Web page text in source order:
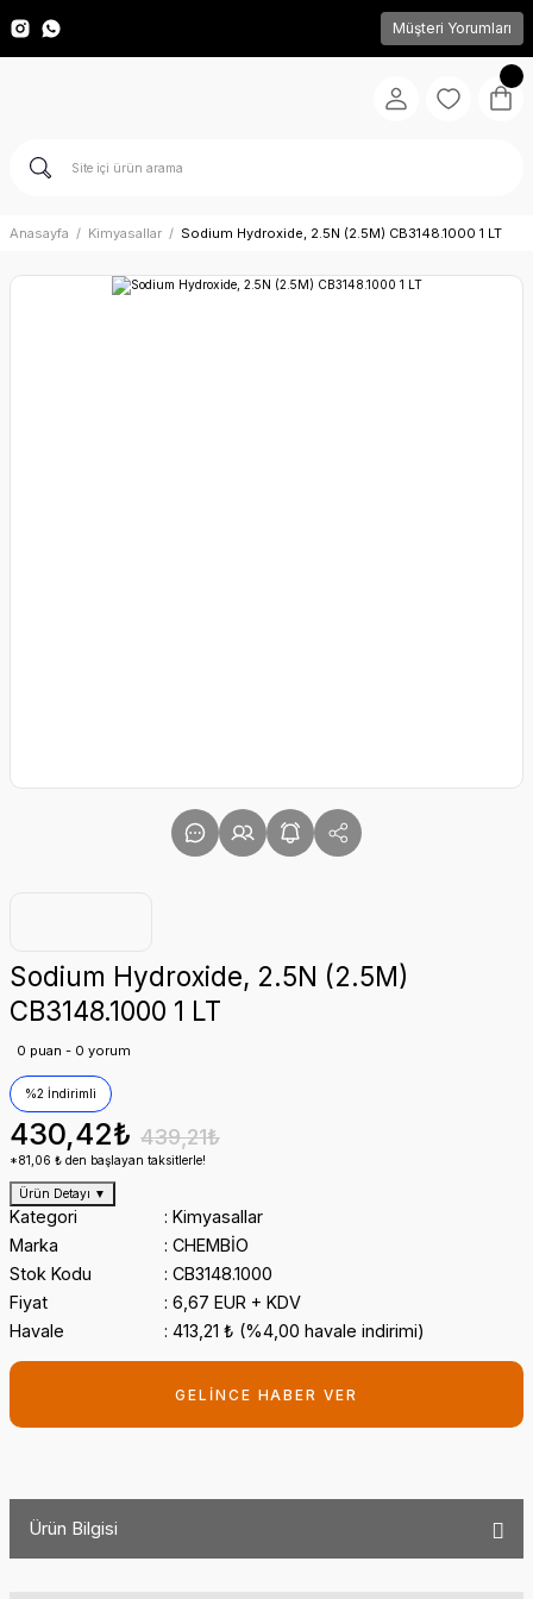
Müşteri Yorumları
Anasayfa Kimyasallar Sodium Hydroxide, 2.5N (2.5M) CB3148.1000 1 LT
Sodium Hydroxide, 2.5N (2.5M)
CB3148.1000 1 LT
0 puan - 0 yorum
%2 İndirimli
430,42₺ 439,21₺
*81,06 ₺ den başlayan taksitlerle!
Ürün Detayı ▼
Kategori
Kimyasallar
Marka
CHEMBİO
Stok Kodu
CB3148.1000
Fiyat
6,67 EUR + KDV
Havale
413,21 ₺ (%4,00 havale indirimi)
GELİNCE HABER VER
Ürün Bilgisi